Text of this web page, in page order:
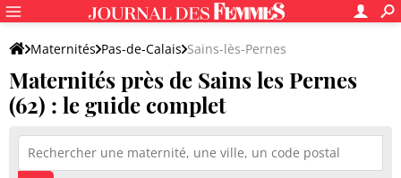
Maternités Pas-de-Calais Sains-lès-Pernes
Maternités près de Sains les Pernes
(62) : le guide complet